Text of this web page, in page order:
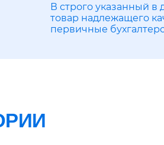
В строго указанный в
товар надлежащего
первичные